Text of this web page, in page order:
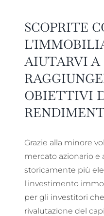
SCOPRITE
AIUTARVI A
OBIETTIVI
Grazie alla minore
mercato azionario e
storicamente più
l'investimento
per gli investitori
rivalutazione del